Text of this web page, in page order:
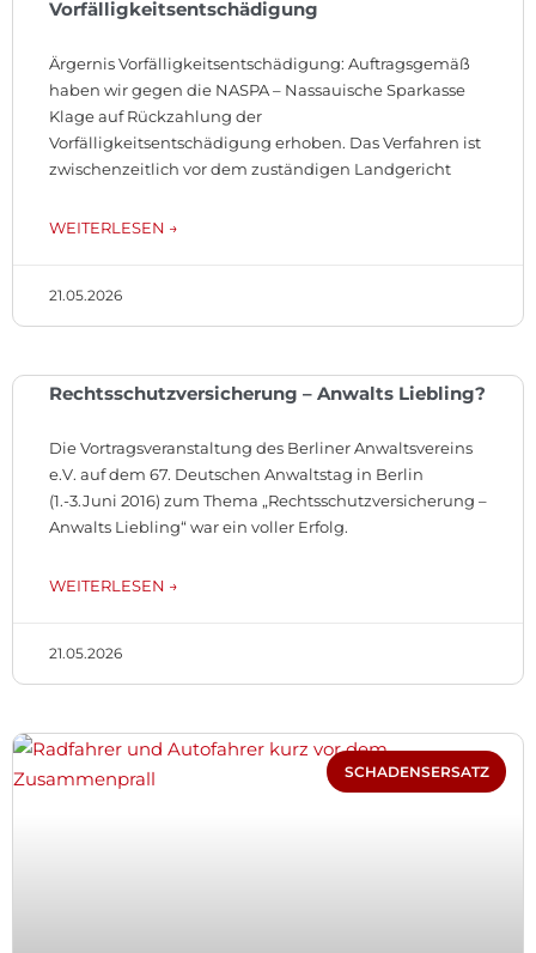
Vorfälligkeitsentschädigung
Ärgernis Vorfälligkeitsentschädigung: Auftragsgemäß
haben wir gegen die NASPA – Nassauische Sparkasse
Klage auf Rückzahlung der
Vorfälligkeitsentschädigung erhoben. Das Verfahren ist
zwischenzeitlich vor dem zuständigen Landgericht
WEITERLESEN →
21.05.2026
Rechtsschutzversicherung – Anwalts Liebling?
Die Vortragsveranstaltung des Berliner Anwaltsvereins
e.V. auf dem 67. Deutschen Anwaltstag in Berlin
(1.-3.Juni 2016) zum Thema „Rechtsschutzversicherung –
Anwalts Liebling“ war ein voller Erfolg.
WEITERLESEN →
21.05.2026
SCHADENSERSATZ